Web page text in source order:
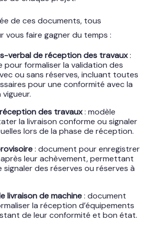
de ces documents, tous
vous faire gagner du temps :
verbal de réception des travaux:
formaliser la validation des
ou sans réserves, incluant toutes
pour une conformité avec la
des travaux: modèle
la livraison conforme ou signaler
lors de la phase de réception.
: document pour enregistrer
leur achèvement, permettant
des réserves ou réserves à
livraison de machine: document
la réception d’équipements
de leur conformité et bon état.